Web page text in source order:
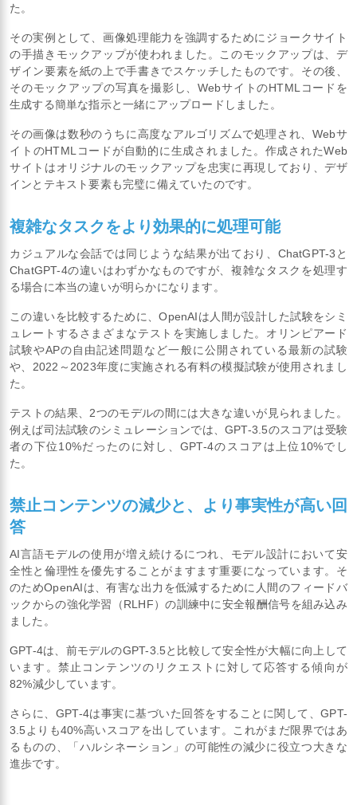
た。
その実例として、画像処理能力を強調するためにジョークサイト
の手描きモックアップが使われました。このモックアップは、デ
ザイン要素を紙の上で手書きでスケッチしたものです。その後、
そのモックアップの写真を撮影し、WebサイトのHTMLコードを
生成する簡単な指示と一緒にアップロードしました。
その画像は数秒のうちに高度なアルゴリズムで処理され、Webサ
イトのHTMLコードが自動的に生成されました。作成されたWeb
サイトはオリジナルのモックアップを忠実に再現しており、デザ
インとテキスト要素も完璧に備えていたのです。
複雑なタスクをより効果的に処理可能
カジュアルな会話では同じような結果が出ており、ChatGPT-3と
ChatGPT-4の違いはわずかなものですが、複雑なタスクを処理す
る場合に本当の違いが明らかになります。
この違いを比較するために、OpenAIは人間が設計した試験をシミ
ュレートするさまざまなテストを実施しました。オリンピアード
試験やAPの自由記述問題など一般に公開されている最新の試験
や、2022～2023年度に実施される有料の模擬試験が使用されまし
た。
テストの結果、2つのモデルの間には大きな違いが見られました。
例えば司法試験のシミュレーションでは、GPT-3.5のスコアは受験
者の下位10%だったのに対し、GPT-4のスコアは上位10%でし
た。
禁止コンテンツの減少と、より事実性が高い回
答
AI言語モデルの使用が増え続けるにつれ、モデル設計において安
全性と倫理性を優先することがますます重要になっています。そ
のためOpenAIは、有害な出力を低減するために人間のフィードバ
ックからの強化学習（RLHF）の訓練中に安全報酬信号を組み込み
ました。
GPT-4は、前モデルのGPT-3.5と比較して安全性が大幅に向上して
います。禁止コンテンツのリクエストに対して応答する傾向が
82%減少しています。
さらに、GPT-4は事実に基づいた回答をすることに関して、GPT-
3.5よりも40%高いスコアを出しています。これがまだ限界ではあ
るものの、「ハルシネーション」の可能性の減少に役立つ大きな
進歩です。